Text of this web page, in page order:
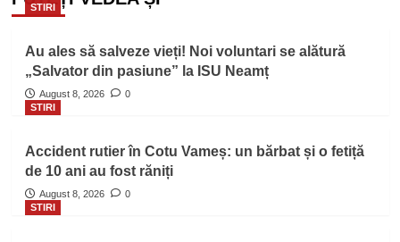
STIRI
Au ales să salveze vieți! Noi voluntari se alătură
„Salvator din pasiune” la ISU Neamț
August 8, 2026
0
STIRI
Accident rutier în Cotu Vameș: un bărbat și o fetiță
de 10 ani au fost răniți
August 8, 2026
0
STIRI